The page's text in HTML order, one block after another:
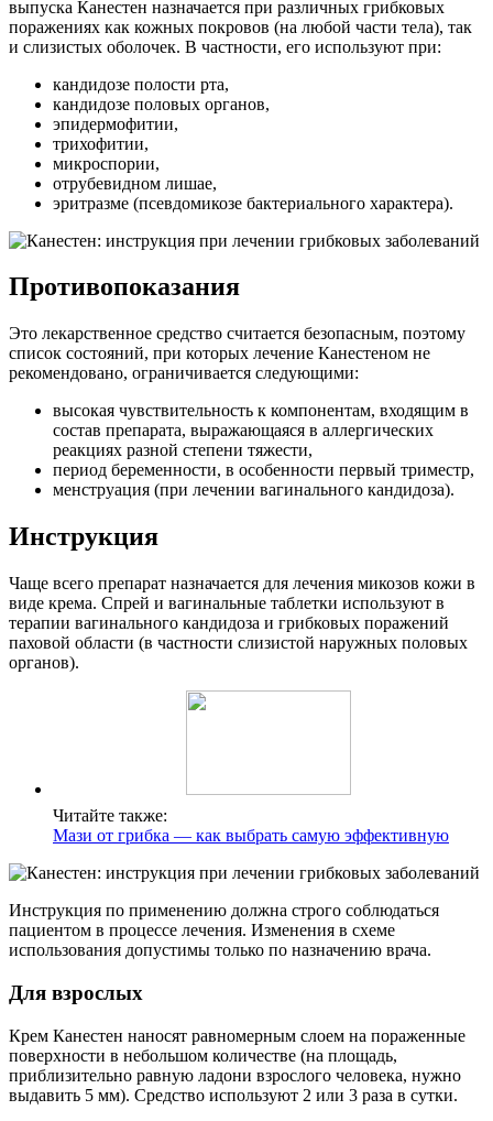
выпуска Канестен назначается при различных грибковых
поражениях как кожных покровов (на любой части тела), так
и слизистых оболочек. В частности, его используют при:
кандидозе полости рта,
кандидозе половых органов,
эпидермофитии,
трихофитии,
микроспории,
отрубевидном лишае,
эритразме (псевдомикозе бактериального характера).
Противопоказания
Это лекарственное средство считается безопасным, поэтому
список состояний, при которых лечение Канестеном не
рекомендовано, ограничивается следующими:
высокая чувствительность к компонентам, входящим в
состав препарата, выражающаяся в аллергических
реакциях разной степени тяжести,
период беременности, в особенности первый триместр,
менструация (при лечении вагинального кандидоза).
Инструкция
Чаще всего препарат назначается для лечения микозов кожи в
виде крема. Спрей и вагинальные таблетки используют в
терапии вагинального кандидоза и грибковых поражений
паховой области (в частности слизистой наружных половых
органов).
Читайте также:
Мази от грибка — как выбрать самую эффективную
Инструкция по применению должна строго соблюдаться
пациентом в процессе лечения. Изменения в схеме
использования допустимы только по назначению врача.
Для взрослых
Крем Канестен наносят равномерным слоем на пораженные
поверхности в небольшом количестве (на площадь,
приблизительно равную ладони взрослого человека, нужно
выдавить 5 мм). Средство используют 2 или 3 раза в сутки.